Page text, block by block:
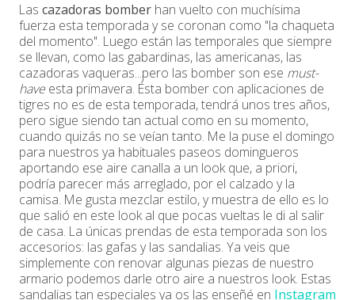
Las cazadoras bomber han vuelto con muchísima
fuerza esta temporada y se coronan como "la chaqueta
del momento". Luego están las temporales que siempre
se llevan, como las gabardinas, las americanas, las
cazadoras vaqueras...pero las bomber son ese must-
have esta primavera. Ésta bomber con aplicaciones de
tigres no es de esta temporada, tendrá unos tres años,
pero sigue siendo tan actual como en su momento,
cuando quizás no se veían tanto. Me la puse el domingo
para nuestros ya habituales paseos domingueros
aportando ese aire canalla a un look que, a priori,
podría parecer más arreglado, por el calzado y la
camisa. Me gusta mezclar estilo, y muestra de ello es lo
que salió en este look al que pocas vueltas le di al salir
de casa. La únicas prendas de esta temporada son los
accesorios: las gafas y las sandalias. Ya veis que
simplemente con renovar algunas piezas de nuestro
armario podemos darle otro aire a nuestros look. Estas
sandalias tan especiales ya os las enseñé en Instagram